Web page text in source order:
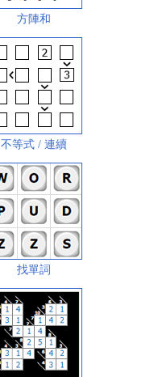
方陣和
不等式 / 連續
找單詞